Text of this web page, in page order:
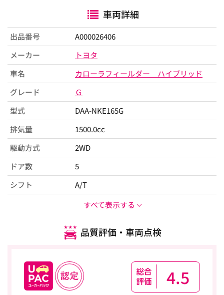
車両詳細
出品番号
A000026406
メーカー
トヨタ
車名
カローラフィールダー ハイブリッド
グレード
Ｇ
型式
DAA-NKE165G
排気量
1500.0cc
駆動方式
2WD
ドア数
5
シフト
A/T
すべて表示する
品質評価・車両点検
4.5